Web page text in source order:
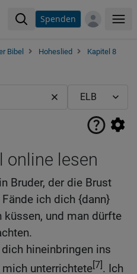
Spenden
Bibel Hoheslied
Kapitel 8
online lesen
Bruder, der die Brust
ich dich {dann}
küssen, und man dürfte
hineinbringen ins
unterrichtete[7]. Ich